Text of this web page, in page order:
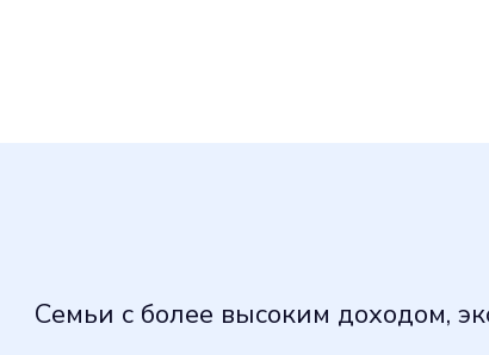
Семьи с более высоким доходом,